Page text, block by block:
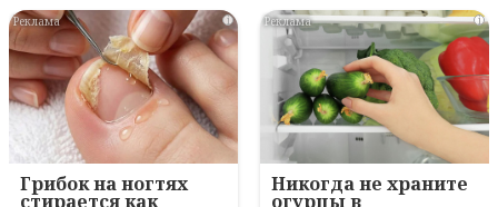
i
Грибок на ногтях
стирается как
i
Никогда не храните
огурцы в